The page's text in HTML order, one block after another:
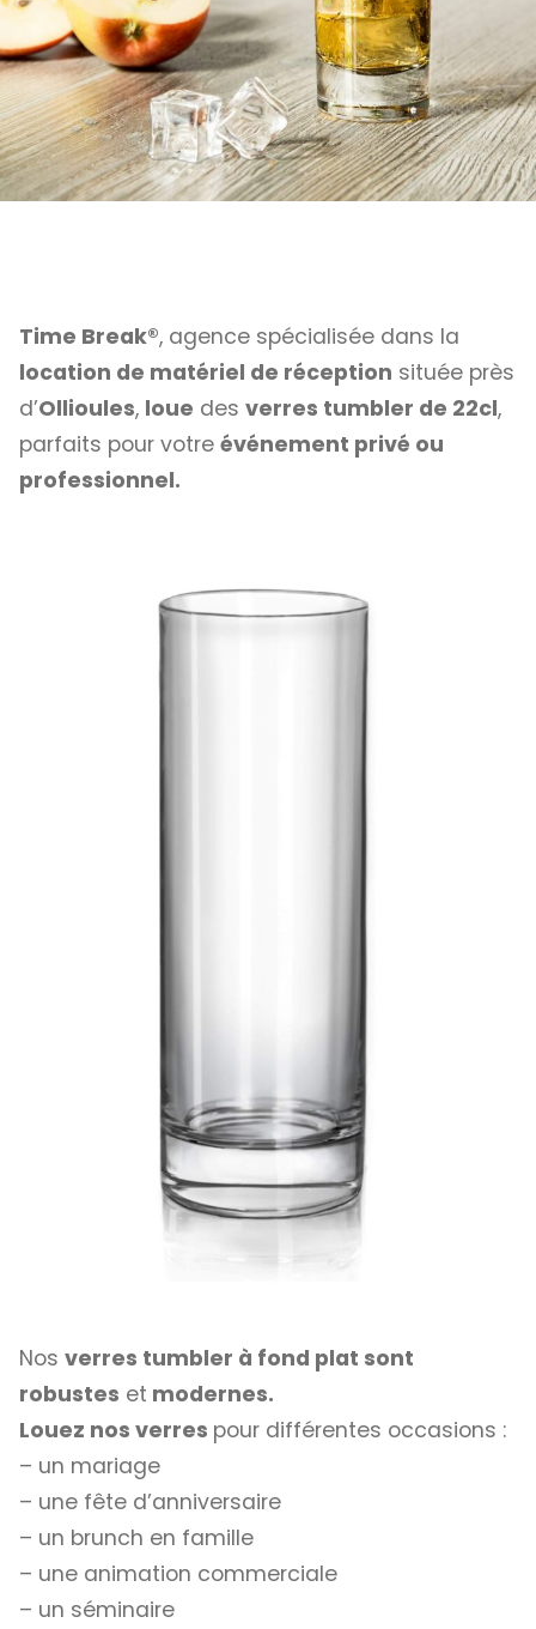
Time Break®, agence spécialisée dans la
location de matériel de réception située près
d’Ollioules, loue des verres tumbler de 22cl,
parfaits pour votre événement privé ou
professionnel.
Nos verres tumbler à fond plat sont
robustes et modernes.
Louez nos verres pour différentes occasions :
– un mariage
– une fête d’anniversaire
– un brunch en famille
– une animation commerciale
– un séminaire